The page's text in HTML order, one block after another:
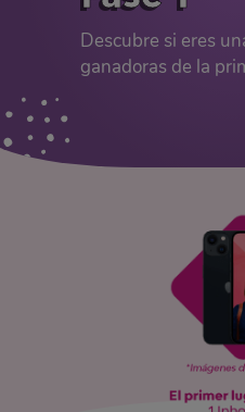
Descubre si eres
ganadoras de la